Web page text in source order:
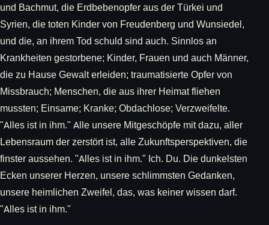
und Bachmut, die Erdbebenopfer aus der Türkei und
Syrien, die toten Kinder von Freudenberg und Wunsiedel,
und die, an ihrem Tod schuld sind auch. Sinnlos an
Krankheiten gestorbene; Kinder, Frauen und auch Männer,
die zu Hause Gewalt erleiden; traumatisierte Opfer von
Missbrauch; Menschen, die aus ihrer Heimat fliehen
mussten; Einsame; Kranke; Obdachlose; Verzweifelte.
"Alles ist in ihm." Alle unsere Mitgeschöpfe mit dazu, aller
Lebensraum der zerstört ist, alle Zukunftsperspektiven, die
finster aussehen. "Alles ist in ihm." Ich. Du. Die dunkelsten
Ecken unserer Herzen, unsere schlimmsten Gedanken,
unsere heimlichen Zweifel, das, was keiner wissen darf.
"Alles ist in ihm."